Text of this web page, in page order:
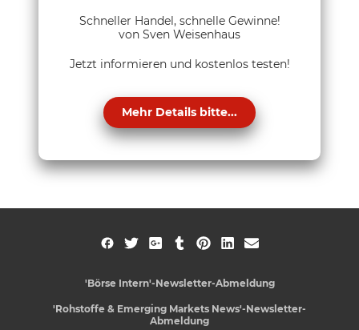
Schneller Handel, schnelle Gewinne!
von Sven Weisenhaus
Jetzt informieren und kostenlos testen!
Mehr Details bitte...
'Börse Intern'-Newsletter-Abmeldung
'Rohstoffe & Emerging Markets News'-Newsletter-
Abmeldung